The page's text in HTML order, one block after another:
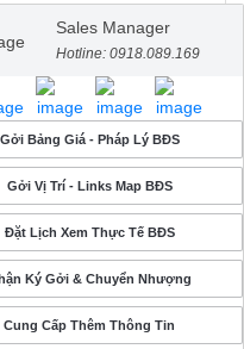
LONG HẬU 15 TR/M2 LH
RIÊNG
tin bán nhà hẻm 458
Bè – Cập nhật giá
tin bán nhà hẻm 458
– Zeitgeist Nhà
Sales Manager
Hotline: 0918.089.169
Gởi Bảng Giá - Pháp Lý BĐS
Gởi Vị Trí - Links Map BĐS
Đặt Lịch Xem Thực Tế BĐS
Ký Gởi & Chuyển Nhượng
Cung Cấp Thêm Thông Tin